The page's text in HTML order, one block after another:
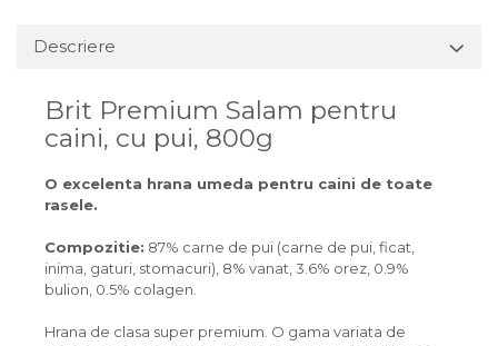
Descriere
Brit Premium Salam pentru
caini, cu pui, 800g
O excelenta hrana umeda pentru caini de toate
rasele.
Compozitie: 87% carne de pui (carne de pui, ficat,
inima, gaturi, stomacuri), 8% vanat, 3.6% orez, 0.9%
bulion, 0.5% colagen.
Hrana de clasa super premium. O gama variata de